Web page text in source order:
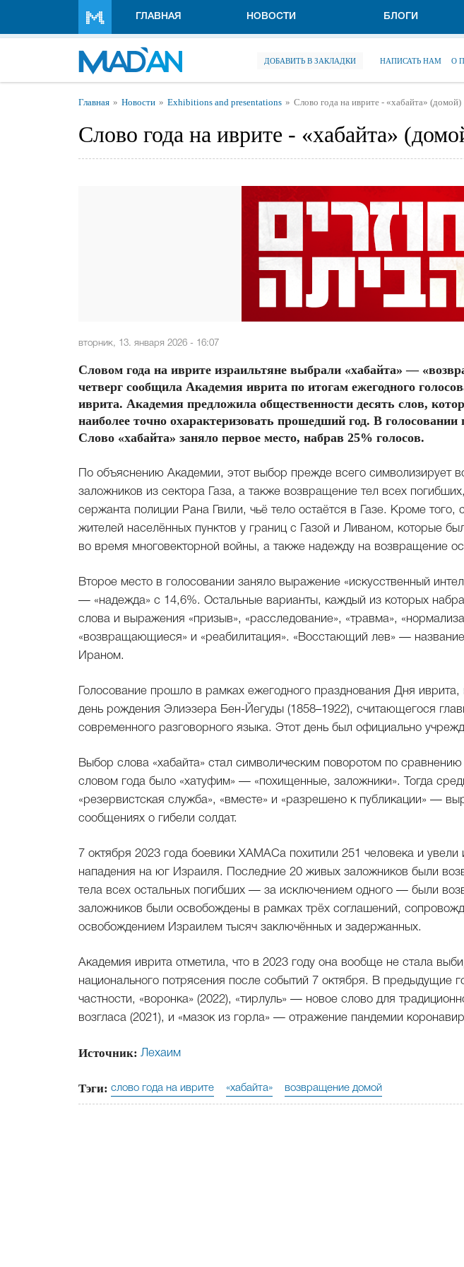
ГЛАВНАЯ НОВОСТИ БЛОГИ
ДОБАВИТЬ В ЗАКЛАДКИ НАПИСАТЬ НАМ О
Вы здесь
Главная Новости Exhibitions and presentations Слово года на иврите - «хабайта» (домой)
Слово года на иврите - «хабайта»
вторник, 13. января 2026 - 16:07
Словом года на иврите израильтяне выбрали «хабайта» —
четверг сообщила Академия иврита по итогам ежегодного
иврита. Академия предложила общественности десять слов,
наиболее точно охарактеризовать прошедший год. В
Слово «хабайта» заняло первое место, набрав 25% голосов.
По объяснению Академии, этот выбор прежде всего символизирует
заложников из сектора Газа, а также возвращение тел всех
сержанта полиции Рана Гвили, чьё тело остаётся в Газе. Кроме
жителей населённых пунктов у границ с Газой и Ливаном, которые
во время многовекторной войны, а также надежду на возвращение
Второе место в голосовании заняло выражение «искусственный
— «надежда» с 14,6%. Остальные варианты, каждый из которых
слова и выражения «призыв», «расследование», «травма»,
«возвращающиеся» и «реабилитация». «Восстающий лев» —
Ираном.
Голосование прошло в рамках ежегодного празднования Дня
день рождения Элиэзера Бен-Йегуды (1858–1922), считающегося
современного разговорного языка. Этот день был официально
Выбор слова «хабайта» стал символическим поворотом по
словом года было «хатуфим» — «похищенные, заложники». Тогда
«резервистская служба», «вместе» и «разрешено к публикации» —
сообщениях о гибели солдат.
7 октября 2023 года боевики ХАМАСа похитили 251 человека и увели
нападения на юг Израиля. Последние 20 живых заложников были
тела всех остальных погибших — за исключением одного — были
заложников были освобождены в рамках трёх соглашений,
освобождением Израилем тысяч заключённых и задержанных.
Академия иврита отметила, что в 2023 году она вообще не стала
национального потрясения после событий 7 октября. В предыдущие
частности, «воронка» (2022), «тирлуль» — новое слово для
возгласа (2021), и «мазок из горла» — отражение пандемии
Источник: Лехаим
Тэги: слово года на иврите «хабайта» возвращение домой